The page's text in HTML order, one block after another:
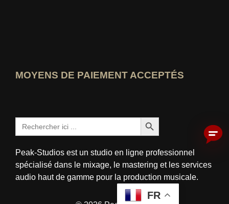
MOYENS DE PAIEMENT ACCEPTÉS
Rechercher: Bouton de recherche
Peak-Studios est un studio en ligne professionnel
spécialisé dans le mixage, le mastering et les services
audio haut de gamme pour la production musicale.
FR